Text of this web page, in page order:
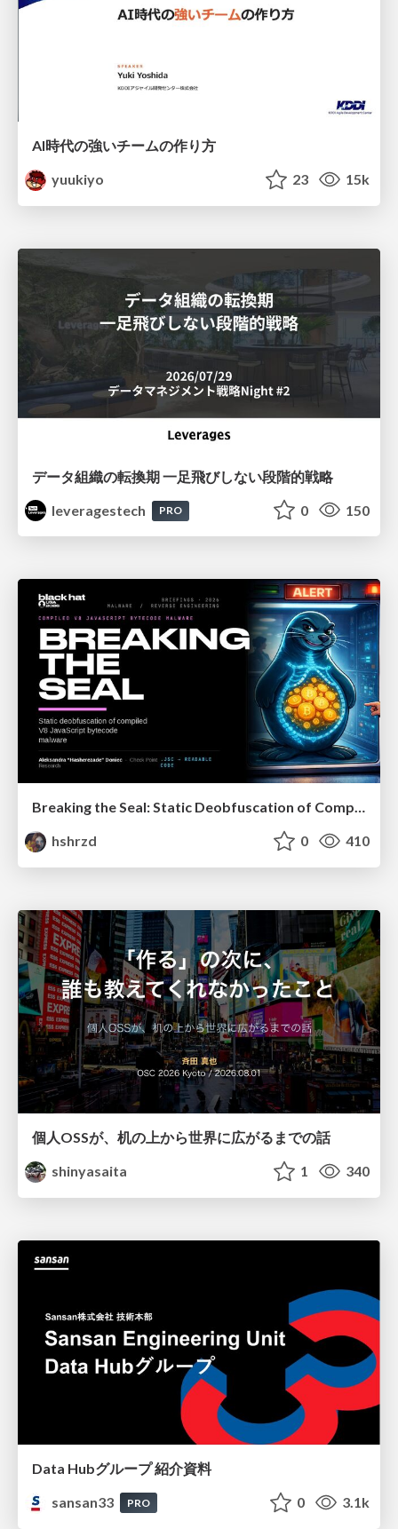
AI時代の強いチームの作り方
yuukiyo
23 15k
データ組織の転換期 一足飛びしない段階的戦略
leveragestech
PRO 0 150
Breaking the Seal: Static Deobfuscation of Compiled V8 JavaScript Bytecode Malware
hshrzd
0 410
個人OSSが、机の上から世界に広がるまでの話
shinyasaita
1 340
Data Hubグループ 紹介資料
sansan33
PRO 0 3.1k